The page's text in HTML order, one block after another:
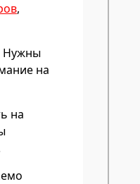
,
Нужны
на
на